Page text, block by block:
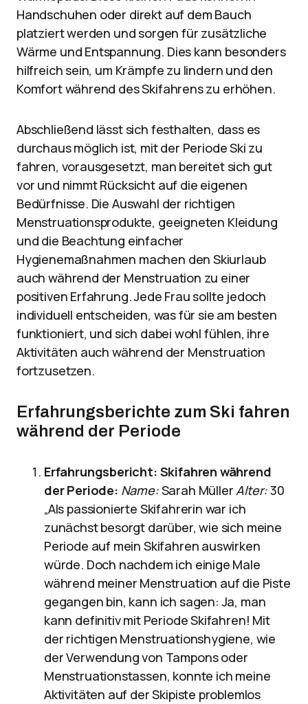
Handschuhen oder direkt auf dem Bauch
platziert werden und sorgen für zusätzliche
Wärme und Entspannung. Dies kann besonders
hilfreich sein, um Krämpfe zu lindern und den
Komfort während des Skifahrens zu erhöhen.
Abschließend lässt sich festhalten, dass es
durchaus möglich ist, mit der Periode Ski zu
fahren, vorausgesetzt, man bereitet sich gut
vor und nimmt Rücksicht auf die eigenen
Bedürfnisse. Die Auswahl der richtigen
Menstruationsprodukte, geeigneten Kleidung
und die Beachtung einfacher
Hygienemaßnahmen machen den Skiurlaub
auch während der Menstruation zu einer
positiven Erfahrung. Jede Frau sollte jedoch
individuell entscheiden, was für sie am besten
funktioniert, und sich dabei wohl fühlen, ihre
Aktivitäten auch während der Menstruation
fortzusetzen.
Erfahrungsberichte zum Ski fahren
während der Periode
Erfahrungsbericht: Skifahren während
der Periode: Name:Sarah MüllerAlter:30
„Als passionierte Skifahrerin war ich
zunächst besorgt darüber, wie sich meine
Periode auf mein Skifahren auswirken
würde. Doch nachdem ich einige Male
während meiner Menstruation auf die Piste
gegangen bin, kann ich sagen: Ja, man
kann definitiv mit Periode Skifahren! Mit
der richtigen Menstruationshygiene, wie
der Verwendung von Tampons oder
Menstruationstassen, konnte ich meine
Aktivitäten auf der Skipiste problemlos